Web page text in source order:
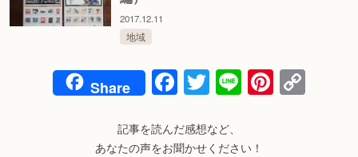
2017.12.11
地域
Share Facebook
Twitter
Line
記事を読んだ感想など、
あなたの声をお聞かせください！